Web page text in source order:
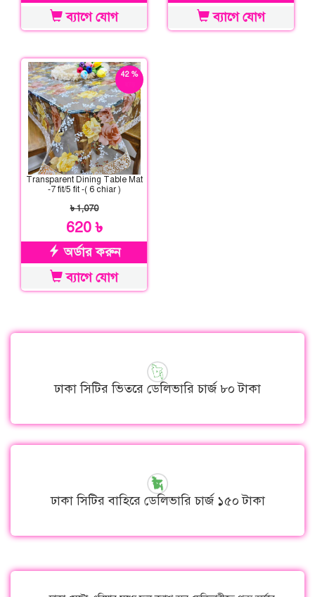
ব্যাগে যোগ
ব্যাগে যোগ
42 %
Transparent Dining Table Mat
-7 fit/5 fit -( 6 chiar )
৳ 1,070
620 ৳
অর্ডার করুন
ব্যাগে যোগ
ঢাকা সিটির ভিতরে ডেলিভারি চার্জ ৮০ টাকা
ঢাকা সিটির বাহিরে ডেলিভারি চার্জ ১৫০ টাকা